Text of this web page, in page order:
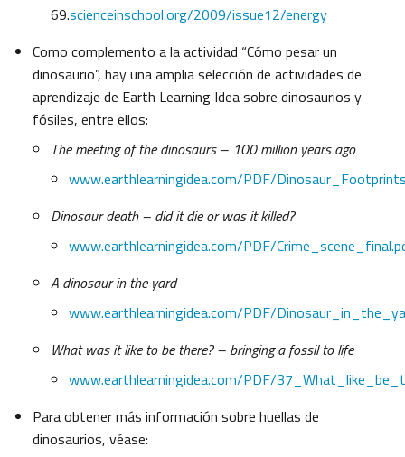
69.scienceinschool.org/2009/issue12/energy
Como complemento a la actividad “Cómo pesar un
dinosaurio”, hay una amplia selección de actividades de
aprendizaje de Earth Learning Idea sobre dinosaurios y
fósiles, entre ellos:
The meeting of the dinosaurs – 100 million years ago
www.earthlearningidea.com/PDF/
Dinosaur death – did it die or was it killed?
www.earthlearningidea.com/PDF/
A dinosaur in the yard
www.earthlearningidea.com/PDF/
What was it like to be there? – bringing a fossil to life
www.earthlearningidea.com/PDF/
Para obtener más información sobre huellas de
dinosaurios, véase: